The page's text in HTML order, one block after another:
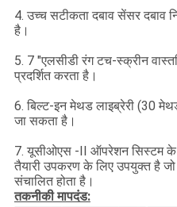
4. उच्च सटीकता दबाव सेंसर दबाव
है।
5. 7 "एलसीडी रंग टच-स्क्रीन
प्रदर्शित करता है।
6. बिल्ट-इन मेथड लाइब्रेरी (30
जा सकता है।
7. यूसीओएस -II ऑपरेशन सिस्टम के
तैयारी उपकरण के लिए उपयुक्त है
संचालित होता है।
तकनीकी मापदंड: